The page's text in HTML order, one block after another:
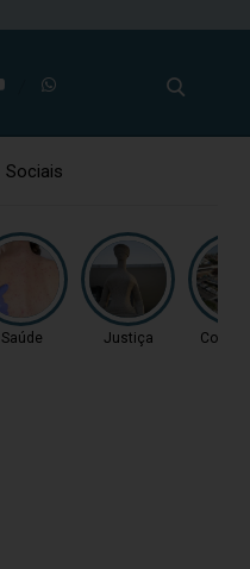
Sociais
Saúde Justiça Coluna